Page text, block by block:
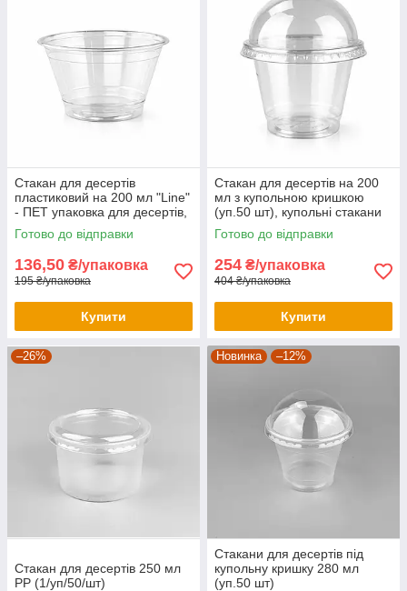
вже сьогодні і забезпечте своїм клієнтам зручність та безпеку
Стакан для десертів
пластиковий на 200 мл "Line"
- ПЕТ упаковка для десертів,
напоїв, їжі
Готово до відправки
136,50 ₴/упаковка
195 ₴/упаковка
Купити
Стакан для десертів на 200
мл з купольною кришкою
(уп.50 шт), купольні стакани
Готово до відправки
254 ₴/упаковка
404 ₴/упаковка
Купити
–26%
Стакан для десертів 250 мл
PP (1/уп/50/шт)
Новинка –12%
Стакани для десертів під
купольну кришку 280 мл
(уп.50 шт)